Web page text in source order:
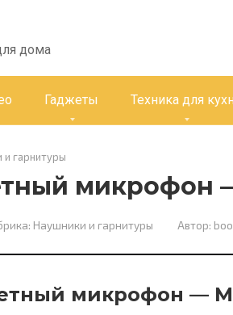
дома
Гаджеты Техника для
и гарнитуры
микрофон
Наушники и гарнитуры Автор:
микрофон —